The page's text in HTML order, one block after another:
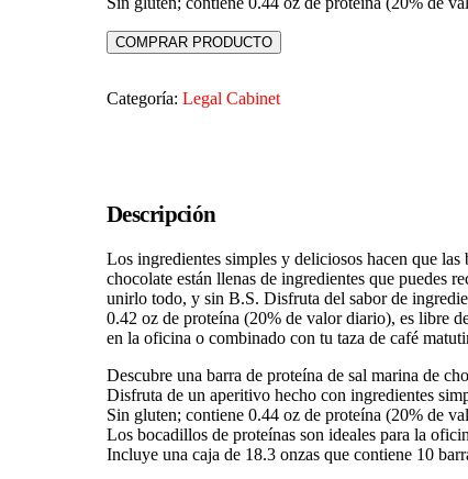
COMPRAR PRODUCTO
Categoría: Legal Cabinet
Descripción
Los ingredientes simples y deliciosos hacen que
chocolate están llenas de ingredientes que puedes
unirlo todo, y sin B.S. Disfruta del sabor de
0.42 oz de proteína (20% de valor diario), es libre
en la oficina o combinado con tu taza de café
Descubre una barra de proteína de sal marina de
Disfruta de un aperitivo hecho con ingredientes
Sin gluten; contiene 0.44 oz de proteína (20% de
Los bocadillos de proteínas son ideales para la
Incluye una caja de 18.3 onzas que contiene 10